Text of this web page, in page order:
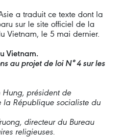
a traduit ce texte dont la
sur le site officiel de la
Vietnam, le 5 mai dernier.
Vietnam.
au projet de loi N° 4 sur les
président de
la République socialiste du
directeur du Bureau
religieuses.